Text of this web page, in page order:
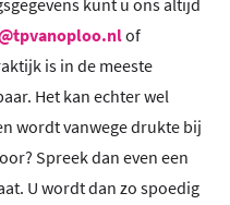
of
is in de meeste
Het kan echter wel
wordt vanwege drukte bij
Spreek dan even een
U wordt dan zo spoedig